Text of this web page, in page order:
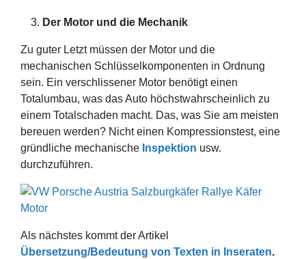
Der Motor und die Mechanik
Zu guter Letzt müssen der Motor und die
mechanischen Schlüsselkomponenten in Ordnung
sein. Ein verschlissener Motor benötigt einen
Totalumbau, was das Auto höchstwahrscheinlich zu
einem Totalschaden macht. Das, was Sie am meisten
bereuen werden? Nicht einen Kompressionstest, eine
gründliche mechanische Inspektion usw.
durchzuführen.
Als nächstes kommt der Artikel
Übersetzung/Bedeutung von Texten in Inseraten.